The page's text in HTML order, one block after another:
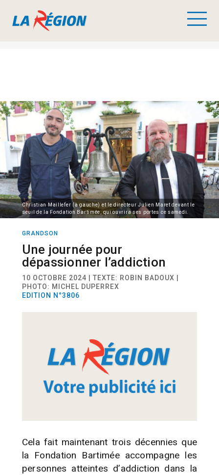
Christian Maillefer (à gauche) et le directeur Julien Maret devant le
seuil de la Fondation Bartimée, qui ouvrira ses portes ce samedi.
GRANDSON
Une journée pour
dépassionner l’addiction
10 OCTOBRE 2024 | TEXTE: ROBIN BADOUX |
PHOTO: MICHEL DUPERREX
EDITION N°3806
Cela fait maintenant trois décennies que
la Fondation Bartimée accompagne les
personnes atteintes d’addiction dans la